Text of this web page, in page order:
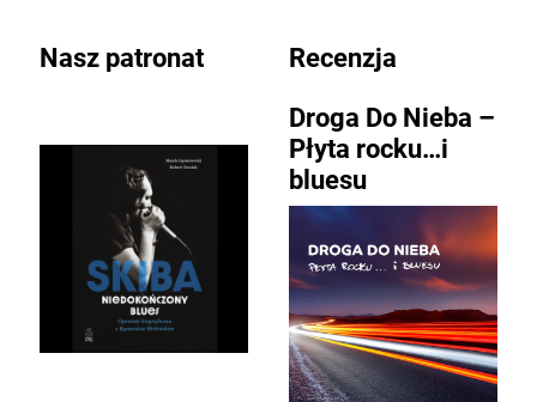
Nasz patronat Recenzja
Droga Do Nieba –
Płyta rocku…i
bluesu